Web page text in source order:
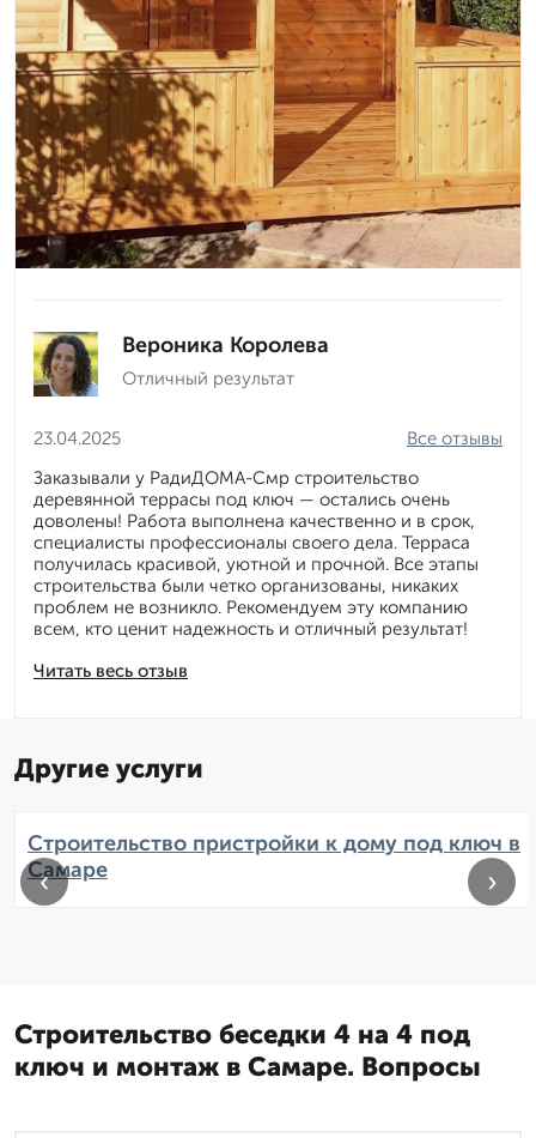
Вероника Королева
Отличный результат
23.04.2025
Читать весь отзыв
Все отзывы
Заказывали у РадиДОМА-Смр строительство
деревянной террасы под ключ — остались очень
доволены! Работа выполнена качественно и в срок,
специалисты профессионалы своего дела. Терраса
получилась красивой, уютной и прочной. Все этапы
строительства были четко организованы, никаких
проблем не возникло. Рекомендуем эту компанию
всем, кто ценит надежность и отличный результат!
Другие услуги
Строительство пристройки к дому под ключ в
Самаре
‹ ›
Строительство беседки 4 на 4 под
ключ и монтаж в Самаре. Вопросы